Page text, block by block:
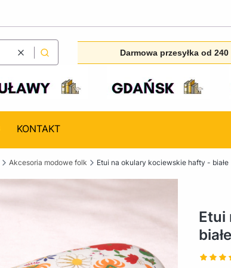
WyczyśćSzukaj Darmowa przesyłka od 240
KONTAKT
Akcesoria modowe folk Etui na okulary kociewskie hafty - białe
Etui
białe